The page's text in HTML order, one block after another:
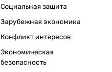
Социальная защита
Зарубежная экономика
Конфликт интересов
Экономическая
безопасность